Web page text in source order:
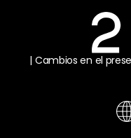
| Cambios en el